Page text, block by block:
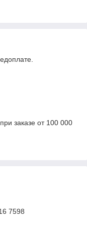
заказе от 100 000
7598